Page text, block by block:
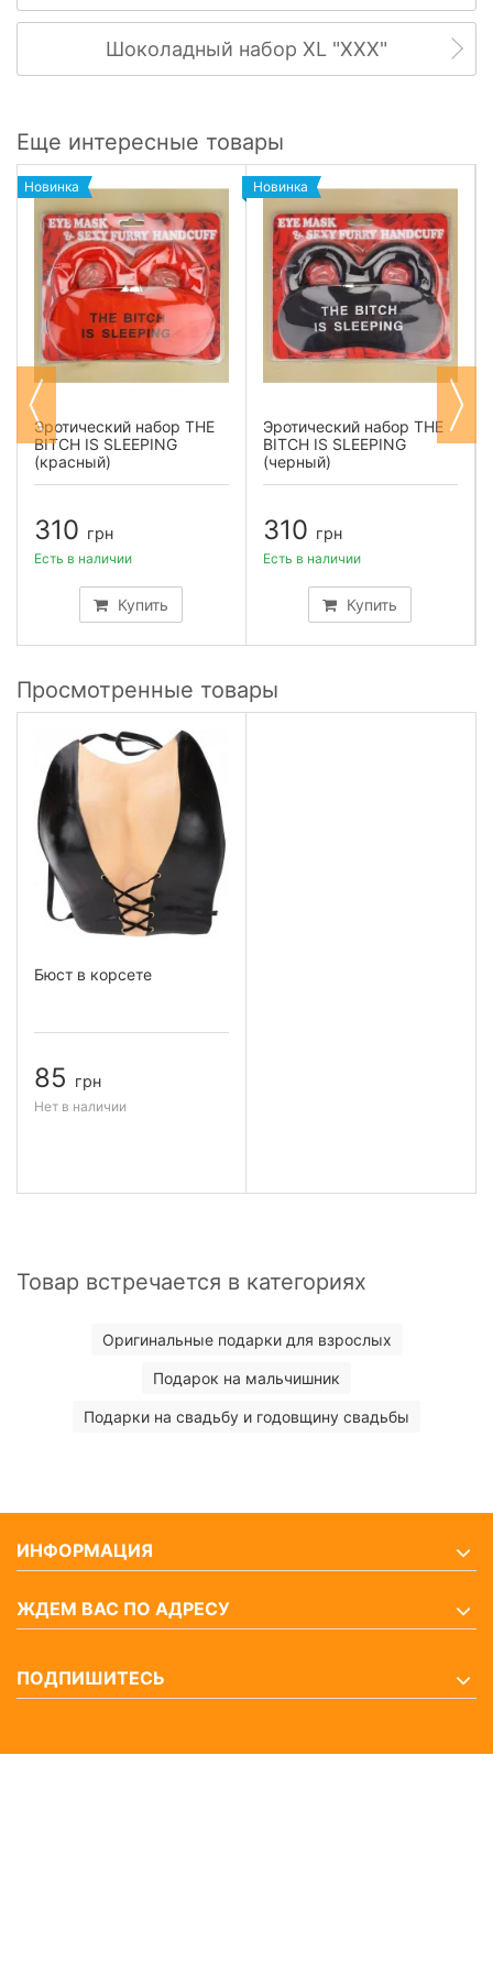
Шоколадный набор XL "ХХХ"
Еще интересные товары
Новинка
Эротический набор THE
BITCH IS SLEEPING
(красный)
310 грн
Купить
Есть в наличии
Новинка
Эротический набор THE
BITCH IS SLEEPING
(черный)
310 грн
Купить
Есть в наличии
Просмотренные товары
Бюст в корсете
85 грн
Нет в наличии
Товар встречается в категориях
Оригинальные подарки для взрослых
Подарок на мальчишник
Подарки на свадьбу и годовщину свадьбы
ИНФОРМАЦИЯ
ЖДЕМ ВАС ПО АДРЕСУ
ПОДПИШИТЕСЬ